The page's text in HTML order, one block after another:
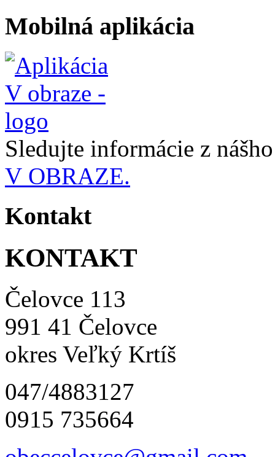
Mobilná aplikácia
Sledujte informácie z
V OBRAZE.
Kontakt
KONTAKT
Čelovce 113
991 41 Čelovce
okres Veľký Krtíš
047/4883127
0915 735664